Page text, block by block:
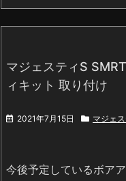
マジェスティS
ィキット 取り付け
2021年7月15日 マジェ
今後予定しているボア